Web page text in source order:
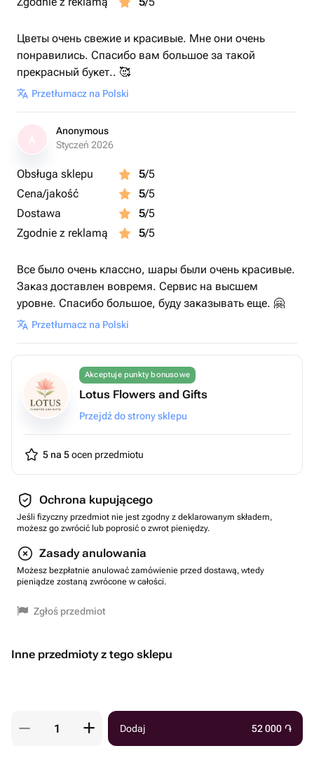
Цветы очень свежие и красивые. Мне они очень
понравились. Спасибо вам большое за такой
прекрасный букет.. 🥰
Przetłumacz na Polski
Anonymous
Styczeń 2026
Obsługa sklepu 5/5
Cena/jakość
5/5
Dostawa
5/5
Zgodnie z reklamą
5/5
Все было очень классно, шары были очень красивые.
Заказ доставлен вовремя. Сервис на высшем
уровне. Спасибо большое, буду заказывать еще. 🤗
Przetłumacz na Polski
Akceptuje punkty bonusowe
Lotus Flowers and Gifts
Przejdź do strony sklepu
5 na 5ocen przedmiotu
Ochrona kupującego
Jeśli fizyczny przedmiot nie jest zgodny z deklarowanym składem,
możesz go zwrócić lub poprosić o zwrot pieniędzy.
Zasady anulowania
Możesz bezpłatnie anulować zamówienie przed dostawą, wtedy
pieniądze zostaną zwrócone w całości.
Zgłoś przedmiot
Inne przedmioty z tego sklepu
Dodaj 52 000 ֏